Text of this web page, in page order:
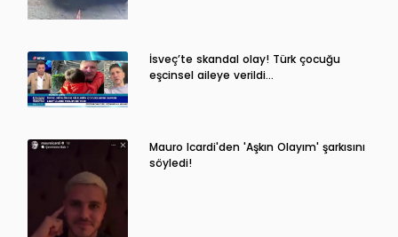
İsveç’te skandal olay! Türk çocuğu
eşcinsel aileye verildi…
Mauro Icardi'den 'Aşkın Olayım' şarkısını
söyledi!